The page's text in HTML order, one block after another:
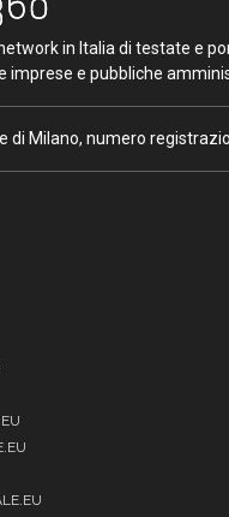
in Italia di testate e
imprese e pubbliche
di Milano, numero